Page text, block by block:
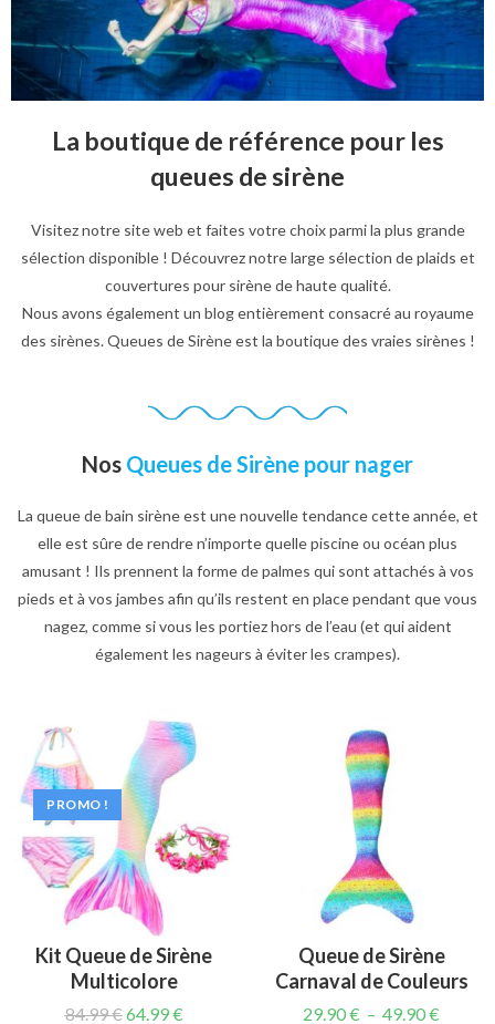
La boutique de référence pour les
queues de sirène
Visitez notre site web et faites votre choix parmi la plus grande
sélection disponible ! Découvrez notre large sélection de plaids et
couvertures pour sirène de haute qualité.
Nous avons également un blog entièrement consacré au royaume
des sirènes. Queues de Sirène est la boutique des vraies sirènes !
Nos Queues de Sirène pour nager
La queue de bain sirène est une nouvelle tendance cette année, et
elle est sûre de rendre n’importe quelle piscine ou océan plus
amusant ! Ils prennent la forme de palmes qui sont attachés à vos
pieds et à vos jambes afin qu’ils restent en place pendant que vous
nagez, comme si vous les portiez hors de l’eau (et qui aident
également les nageurs à éviter les crampes).
PROMO !
Kit Queue de Sirène
Multicolore
84.99€64.99€
Queue de Sirène
Carnaval de Couleurs
29.90€ – 49.90€